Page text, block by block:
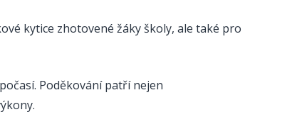
kytice zhotovené žáky školy, ale také pro
Poděkování patří nejen